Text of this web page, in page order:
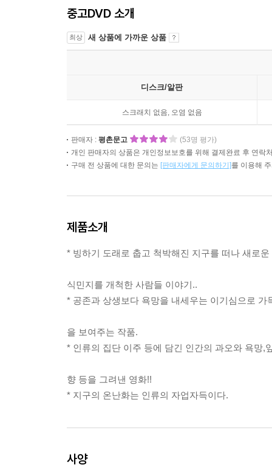
중고DVD 소개
최상 새 상품에 가까운 상품
디스크/알판
스크래치 없음, 오염 없음
판매자 : 평촌문고
(53명 평가)
개인 판매자의 상품은 개인정보보호를 위해 결제완료 후 연락
구매 전 상품에 대한 문의는 [판매자에게 문의하기]를 이용해
제품소개
* 빙하기 도래로 춥고 척박해진 지구를 떠나 새로
식민지를 개척한 사람들 이야기..
* 공존과 상생보다 욕망을 내세우는 이기심으로 가
을 보여주는 작품.
* 인류의 집단 이주 등에 담긴 인간의 과오와 욕망,
향 등을 그려낸 영화!!
* 지구의 온난화는 인류의 자업자득이다.
사양